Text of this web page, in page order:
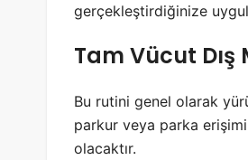
gerçekleştirdiğinize
Tam Vücut Dış
Bu rutini genel olarak
parkur veya parka
olacaktır.